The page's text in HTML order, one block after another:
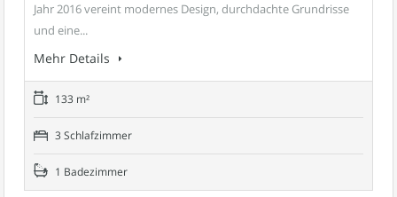
Jahr 2016 vereint modernes Design, durchdachte Grundrisse
und eine...
Mehr Details
133 m²
3 Schlafzimmer
1 Badezimmer